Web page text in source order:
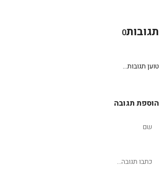
תגובות0
טוען תגובות...
הוספת תגובה